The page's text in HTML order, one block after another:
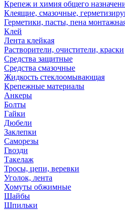
Крепеж и химия общего
Клеящие, смазочные,
Герметики, пасты, пена
Клей
Лента клейкая
Растворители, очистители, краски
Средства защитные
Средства смазочные
Жидкость стеклоомывающая
Крепежные материалы
Анкеры
Болты
Гайки
Дюбели
Заклепки
Саморезы
Гвозди
Такелаж
Тросы, цепи, веревки
Уголок, лента
Хомуты обжимные
Шайбы
Шпильки